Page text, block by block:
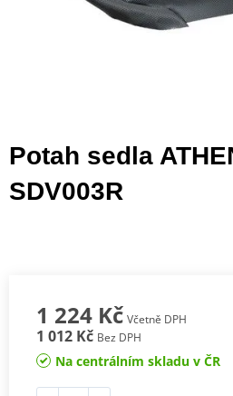
Potah sedla
SDV003R
1 224 Kč Včetně DPH
1 012 Kč Bez DPH
Na centrálním skladu v ČR